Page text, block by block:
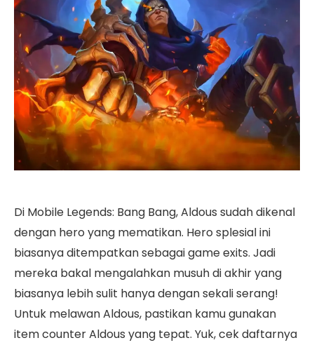
Di Mobile Legends: Bang Bang, Aldous sudah dikenal
dengan hero yang mematikan. Hero splesial ini
biasanya ditempatkan sebagai game exits. Jadi
mereka bakal mengalahkan musuh di akhir yang
biasanya lebih sulit hanya dengan sekali serang!
Untuk melawan Aldous, pastikan kamu gunakan
item counter Aldous yang tepat. Yuk, cek daftarnya